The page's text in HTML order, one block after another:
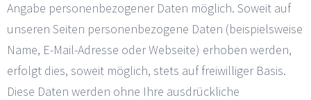
Angabe personenbezogener Daten möglich. Soweit auf
unseren Seiten personenbezogene Daten (beispielsweise
Name, E-Mail-Adresse oder Webseite) erhoben werden,
erfolgt dies, soweit möglich, stets auf freiwilliger Basis.
Diese Daten werden ohne Ihre ausdrückliche